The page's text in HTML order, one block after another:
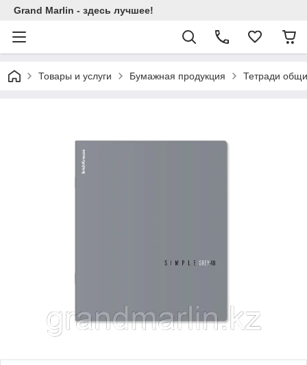
Grand Marlin - здесь лучшее!
Товары и услуги Бумажная продукция Тетради